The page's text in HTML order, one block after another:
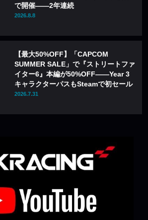
で開催——2年連続
2026.8.8
【最大50%OFF】「CAPCOM
SUMMER SALE」で『ストリートファ
イター6』本編が50%OFF——Year 3
キャラクターパスもSteamで初セール
2026.7.31